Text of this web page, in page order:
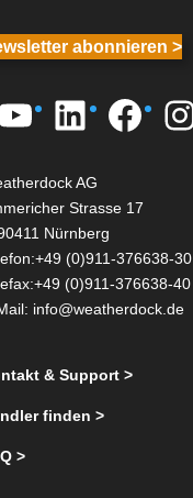
abonnieren >
YouTube
AG
Strasse 17
Nürnberg
(0)911-376638-30
(0)911-376638-40
info@weatherdock.de
& Support >
finden >
>